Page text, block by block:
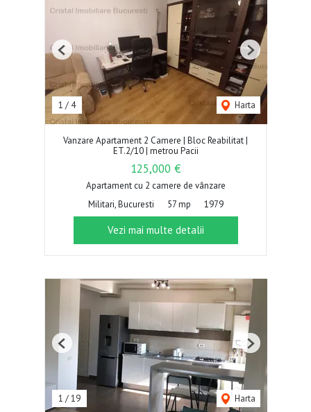
1 / 4 Harta
Previous Next
Vanzare Apartament 2 Camere | Bloc Reabilitat |
ET.2/10 | metrou Pacii
125,000 €
Apartament cu 2 camere de vânzare
Militari, Bucuresti
57 mp 1979
Vezi mai multe detalii
1 /19 Harta
Previous Next